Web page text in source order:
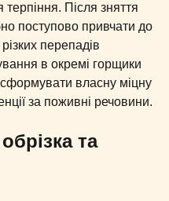
терпіння. Після зняття
поступово привчати до
перепадів
в окремі горщики
власну міцну
за поживні речовини.
та